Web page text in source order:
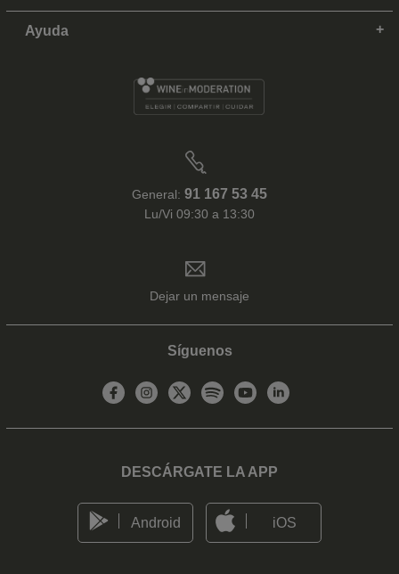
Ayuda
General: 91 167 53 45
Lu/Vi 09:30 a 13:30
Dejar un mensaje
Síguenos
DESCÁRGATE LA APP
Android iOS